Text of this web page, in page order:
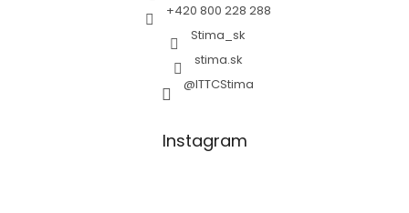
+420 800 228 288
Stima_sk
stima.sk
@ITTCStima
Instagram